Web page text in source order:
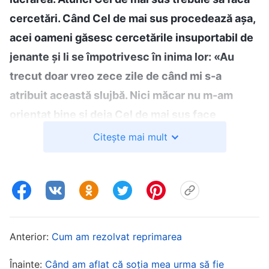
cercetări. Când Cel de mai sus procedează așa,
acei oameni găsesc cercetările insuportabil de
jenante și li se împotrivesc în inima lor: «Au
trecut doar vreo zece zile de când mi s-a
atribuit această slujbă. Nici măcar nu m-am
orientat bine și deja Cel de mai sus face
cercetări. Cerințele lui de la oameni sunt pur și
Spuneți-Mi, nu este destul de normal din partea
Citește mai mult
Anterior: Cum am rezolvat reprimarea
Înainte: Când am aflat că soția mea urma să fie